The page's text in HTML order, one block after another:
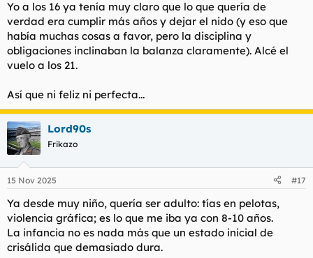
Yo a los 16 ya tenía muy claro que lo que quería de
verdad era cumplir más años y dejar el nido (y eso que
había muchas cosas a favor, pero la disciplina y
obligaciones inclinaban la balanza claramente). Alcé el
vuelo a los 21.
Así que ni feliz ni perfecta...
Lord90s
Frikazo
15 Nov 2025 #17
Ya desde muy niño, quería ser adulto: tías en pelotas,
violencia gráfica; es lo que me iba ya con 8-10 años.
La infancia no es nada más que un estado inicial de
crisálida que demasiado dura.